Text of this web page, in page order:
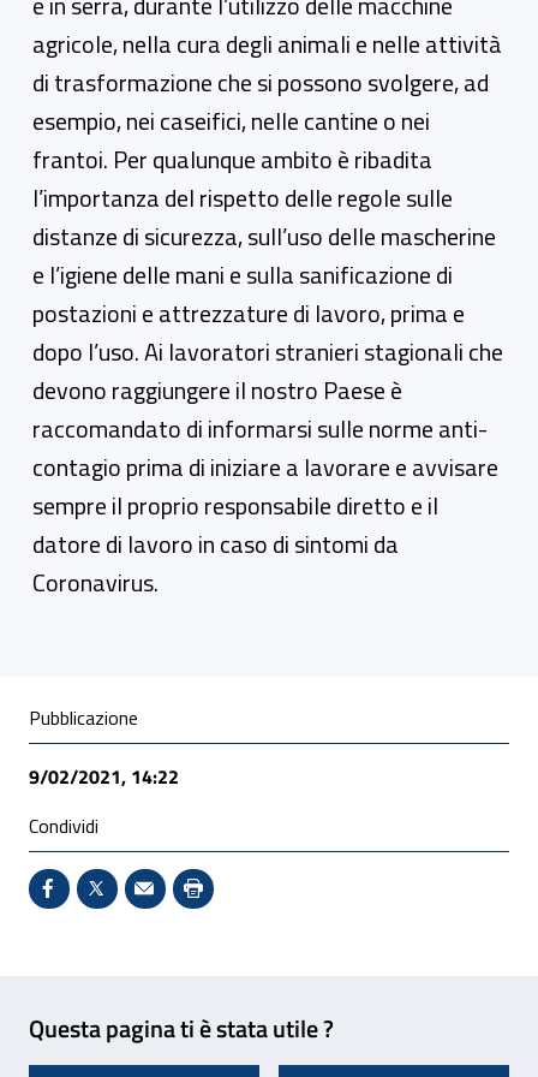
agricole, nella cura degli animali e nelle attività
di trasformazione che si possono svolgere, ad
esempio, nei caseifici, nelle cantine o nei
frantoi. Per qualunque ambito è ribadita
l’importanza del rispetto delle regole sulle
distanze di sicurezza, sull’uso delle mascherine
e l’igiene delle mani e sulla sanificazione di
postazioni e attrezzature di lavoro, prima e
dopo l’uso. Ai lavoratori stranieri stagionali che
devono raggiungere il nostro Paese è
raccomandato di informarsi sulle norme anti-
contagio prima di iniziare a lavorare e avvisare
sempre il proprio responsabile diretto e il
datore di lavoro in caso di sintomi da
Coronavirus.
Condivisione social
Pubblicazione
9/02/2021, 14:22
Condividi
Condividi su Facebook - Sito esterno - Apertura in
X - Sito esterno - Apertura in nuova finestra
Invio Mail: apre il programma di posta
Stampa pagina: scelta meno
Questa pagina ti è stata utile ?